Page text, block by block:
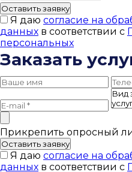
Оставить заявку
Я даю согласие на
данных в соответствии с
персональных
Заказать
Прикрепить опросный
Оставить заявку
Я даю согласие на
данных в соответствии с